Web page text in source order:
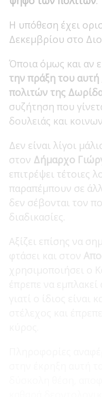
Η υπόθεση έχει
Δεκεμβρίου στο
Όποια όμως και αν
την πράξη του αυτή
πολιτών της
συζήτηση που
δουλειάς και
Δεν είναι λίγοι
στον Δήμαρχο
επιτρέψει τέτοιες
παραπέμπουν σε
δεν σέβονται τον
διαδικασίες.
Αξίζει επίσης να
φτάσει και στον